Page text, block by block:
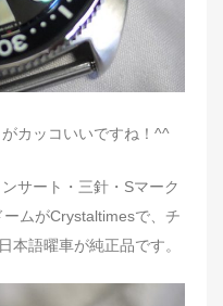
カッコいいですね！^^
サート・三針・Sマーク
ムがCrystaltimesで、チ
本語曜車が純正品です。